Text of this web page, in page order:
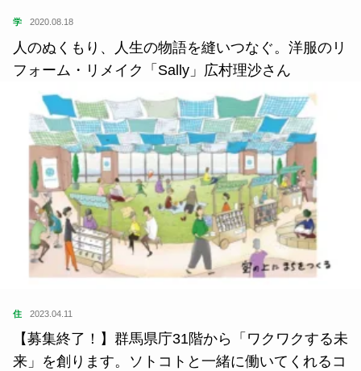
学 2020.08.18
人のぬくもり、人生の物語を縫いつなぐ。洋服のリ
フォーム・リメイク「Sally」広村理沙さん
住 2023.04.11
【募集終了！】群馬県庁31階から「ワクワクする未
来」を創ります。ソトコトと一緒に働いてくれるコ